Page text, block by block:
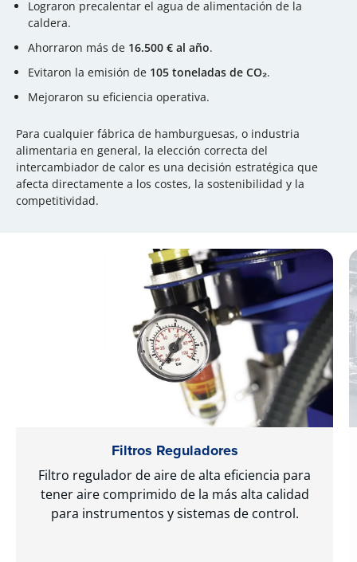
Lograron precalentar el agua de alimentación de la
caldera.
Ahorraron más de 16.500 € al año.
Evitaron la emisión de 105 toneladas de CO₂.
Mejoraron su eficiencia operativa.
Para cualquier fábrica de hamburguesas, o industria
alimentaria en general, la elección correcta del
intercambiador de calor es una decisión estratégica que
afecta directamente a los costes, la sostenibilidad y la
competitividad.
Filtros Reguladores
Filtro regulador de aire de alta eficiencia para
tener aire comprimido de la más alta calidad
para instrumentos y sistemas de control.